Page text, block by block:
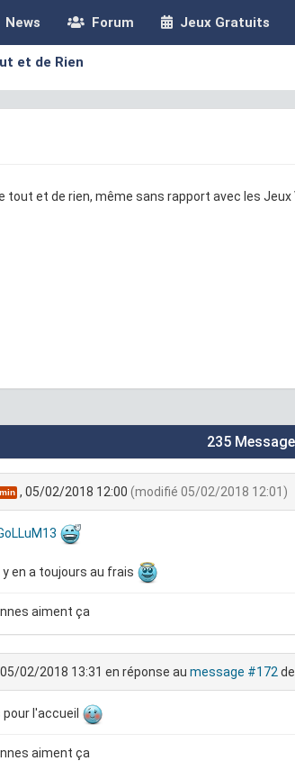
News Forum Jeux Gratuits
et de Rien
tout et de rien, même sans rapport avec les Jeux
235
, 05/02/2018 12:00 (modifié 05/02/2018 12:01)
y en a toujours au frais
aiment ça
02/2018 13:31 en réponse au message #172 de
l'accueil
aiment ça